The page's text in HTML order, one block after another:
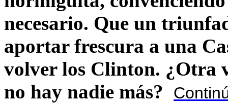
necesario. Que un
aportar frescura a una
volver los Clinton. ¿Otra
no hay nadie más?